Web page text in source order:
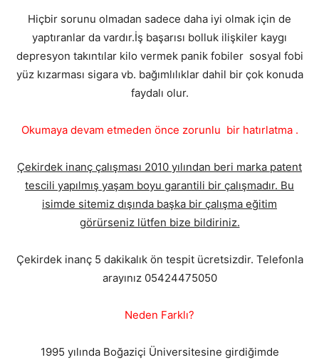
Hiçbir sorunu olmadan sadece daha iyi olmak için de
yaptıranlar da vardır.İş başarısı bolluk ilişkiler kaygı
depresyon takıntılar kilo vermek panik fobiler sosyal fobi
yüz kızarması sigara vb. bağımlılıklar dahil bir çok konuda
faydalı olur.
Okumaya devam etmeden önce zorunlu bir hatırlatma .
Çekirdek inanç çalışması 2010 yılından beri marka patent
tescili yapılmış yaşam boyu garantili bir çalışmadır. Bu
isimde sitemiz dışında başka bir çalışma eğitim
görürseniz lütfen bize bildiriniz.
Çekirdek inanç 5 dakikalık ön tespit ücretsizdir. Telefonla
arayınız 05424475050
Neden Farklı?
1995 yılında Boğaziçi Üniversitesine girdiğimde